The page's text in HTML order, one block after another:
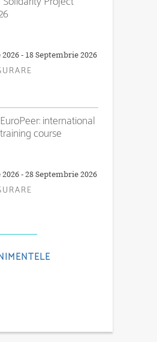
- 18 Septembrie 2026
international
course
- 28 Septembrie 2026